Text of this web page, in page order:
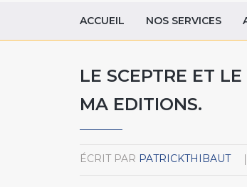
ACCUEIL NOS SERVICES
LE SCEPTRE ET
MA EDITIONS.
ÉCRIT PAR PATRICKTHIBAUT